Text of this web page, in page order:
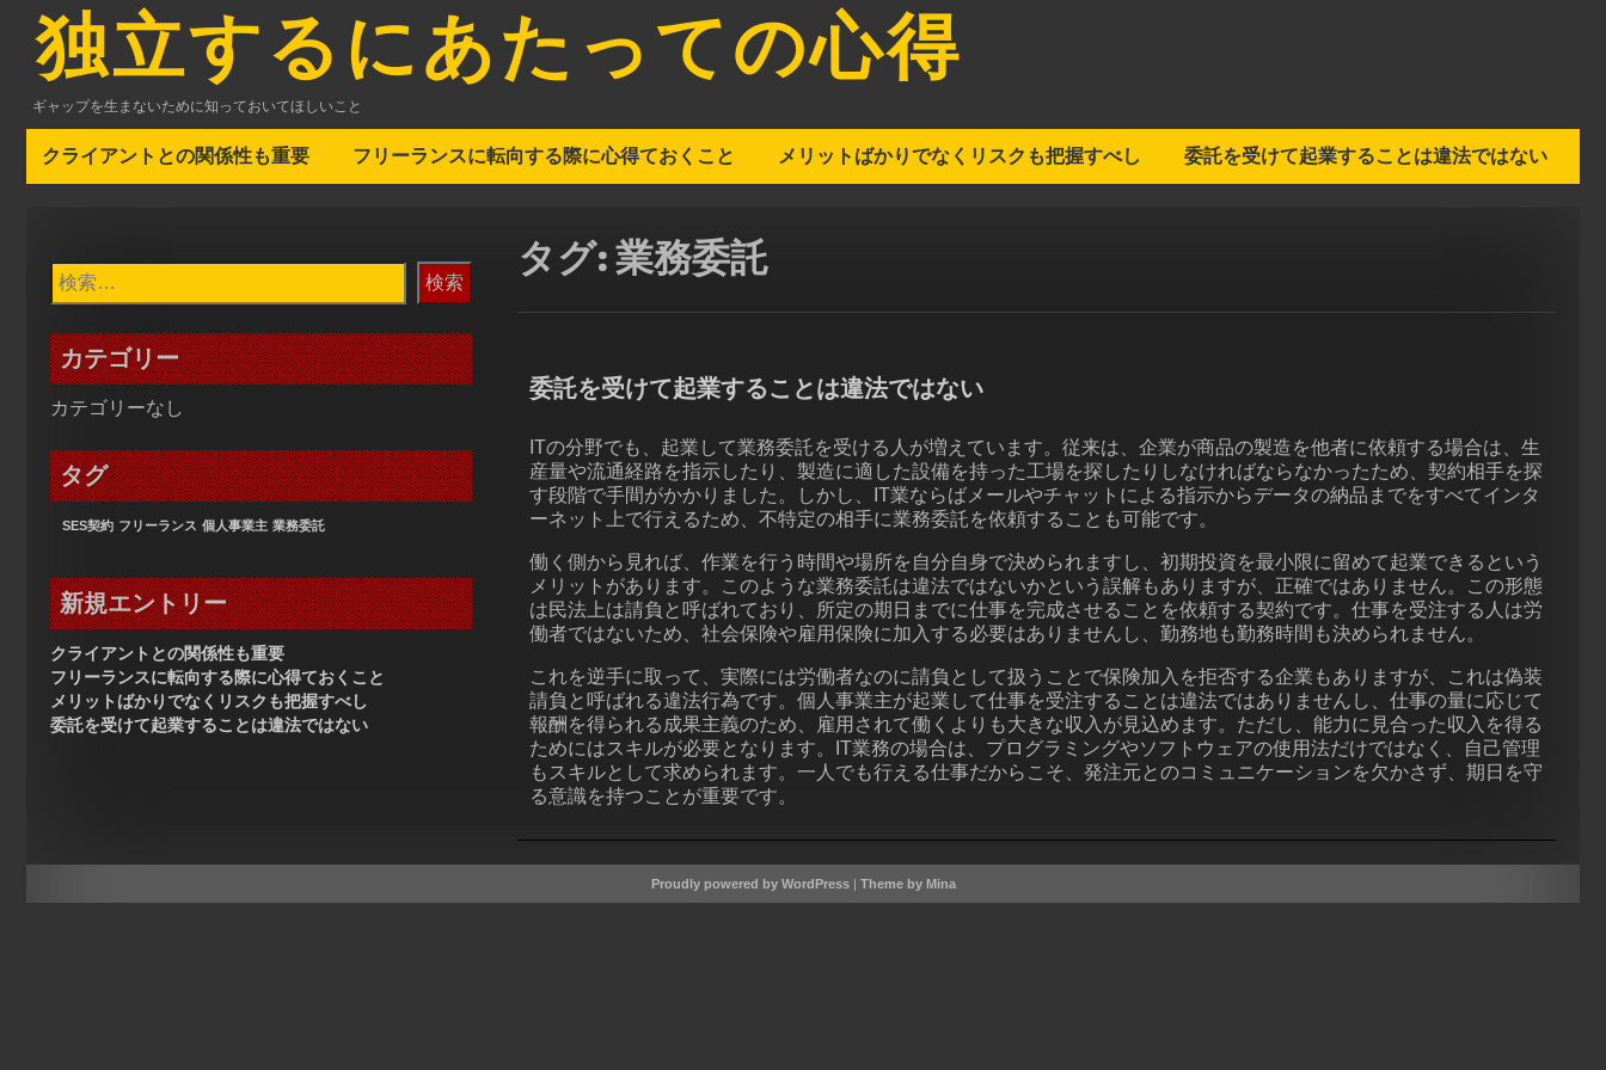
コ
ン
テ
ツ
へ
ス
キ
独立するにあたっての心得
ギャップを生まないために知っておいてほしいこと
クライアントとの関係性も重要 フリーランスに転向する際に心得ておくこと メリットばかりでなくリスクも把握すべし 委託を受けて起業することは違法ではない
タグ:業務委託
委託を受けて起業することは違法ではない
ITの分野でも、起業して業務委託を受ける人が増えています。従来は、企業が商品の製造を他者に依頼する場合は、生
産量や流通経路を指示したり、製造に適した設備を持った工場を探したりしなければならなかったため、契約相手を探
す段階で手間がかかりました。しかし、IT業ならばメールやチャットによる指示からデータの納品までをすべてインタ
ーネット上で行えるため、不特定の相手に業務委託を依頼することも可能です。
働く側から見れば、作業を行う時間や場所を自分自身で決められますし、初期投資を最小限に留めて起業できるという
メリットがあります。このような業務委託は違法ではないかという誤解もありますが、正確ではありません。この形態
は民法上は請負と呼ばれており、所定の期日までに仕事を完成させることを依頼する契約です。仕事を受注する人は労
働者ではないため、社会保険や雇用保険に加入する必要はありませんし、勤務地も勤務時間も決められません。
これを逆手に取って、実際には労働者なのに請負として扱うことで保険加入を拒否する企業もありますが、これは偽装
請負と呼ばれる違法行為です。個人事業主が起業して仕事を受注することは違法ではありませんし、仕事の量に応じて
報酬を得られる成果主義のため、雇用されて働くよりも大きな収入が見込めます。ただし、能力に見合った収入を得る
ためにはスキルが必要となります。IT業務の場合は、プログラミングやソフトウェアの使用法だけではなく、自己管理
もスキルとして求められます。一人でも行える仕事だからこそ、発注元とのコミュニケーションを欠かさず、期日を守
る意識を持つことが重要です。
検
索:
カテゴリー
カテゴリーなし
タグ
SES契約 フリーランス 個人事業主 業務委託
新規エントリー
クライアントとの関係性も重要
フリーランスに転向する際に心得ておくこと
メリットばかりでなくリスクも把握すべし
委託を受けて起業することは違法ではない
Proudly powered by WordPress | Theme by Mina